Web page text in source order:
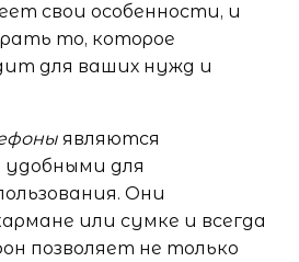
свои особенности, и
то, которое
для ваших нужд и
являются
для
Они
или сумке и всегда
позволяет не только